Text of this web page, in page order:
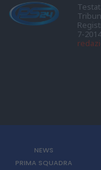
7-
NEWS
PRIMA SQUADRA